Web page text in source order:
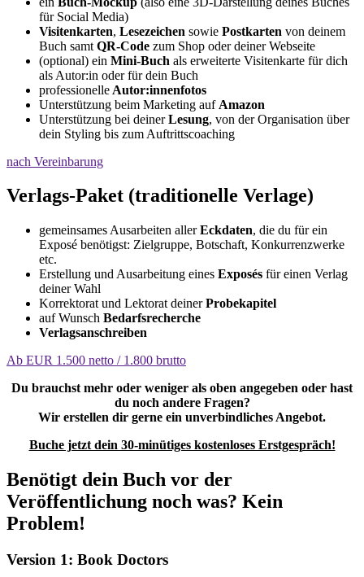
für Social Media)
Visitenkarten, Lesezeichen sowie Postkarten von deinem
Buch samt QR-Code zum Shop oder deiner Webseite
(optional) ein Mini-Buch als erweiterte Visitenkarte für dich
als Autor:in oder für dein Buch
professionelle Autor:innenfotos
Unterstützung beim Marketing auf Amazon
Unterstützung bei deinerLesung, von der Organisation über
dein Styling bis zum Auftrittscoaching
nach Vereinbarung
Verlags-Paket (traditionelle Verlage)
gemeinsames Ausarbeiten allerEckdaten, die du für ein
Exposé benötigst: Zielgruppe, Botschaft, Konkurrenzwerke
etc.
Erstellung und Ausarbeitung eines Exposés für einen Verlag
deiner Wahl
Korrektorat und Lektorat deinerProbekapitel
auf Wunsch Bedarfsrecherche
Verlagsanschreiben
Ab EUR 1.500 netto / 1.800 brutto
Du brauchst mehr oder weniger als oben angegeben oder hast
du noch andere Fragen?
Wir erstellen dir gerne ein unverbindliches Angebot.
Buche jetzt dein 30-minütiges kostenloses Erstgespräch!
Benötigt dein Buch vor der
Veröffentlichung noch was? Kein
Problem!
Version 1: Book Doctors